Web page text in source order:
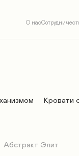
О нас
Кровати
Абстракт Элит